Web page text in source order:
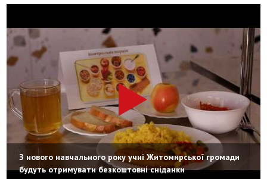
З нового навчального року учні Житомирської громади
будуть отримувати безкоштовні сніданки